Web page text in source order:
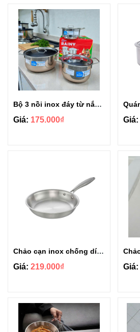
Bộ 3 nồi inox đáy từ nắp inox Rainy RN06TTY 4DEM
Giá: 175.000₫ Giá:
Chảo cạn inox chống dính nguyên khối size 28cm
Giá: 219.000₫ Giá: